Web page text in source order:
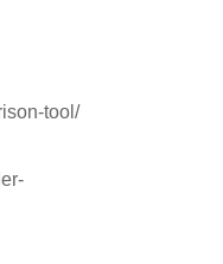
tool/